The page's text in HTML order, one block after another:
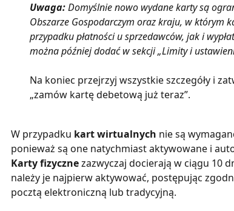
Uwaga: Domyślnie nowo wydane karty są
Obszarze Gospodarczym oraz kraju, w którym
przypadku płatności u sprzedawców, jak i
można później dodać w sekcji „Limity i
Na koniec przejrzyj wszystkie szczegóły i
„zamów kartę debetową już teraz”.
W przypadku kart wirtualnych nie są
ponieważ są one natychmiast aktywowane i
Karty fizyczne zazwyczaj docierają w ciągu 10
należy je najpierw aktywować, postępując
pocztą elektroniczną lub tradycyjną.